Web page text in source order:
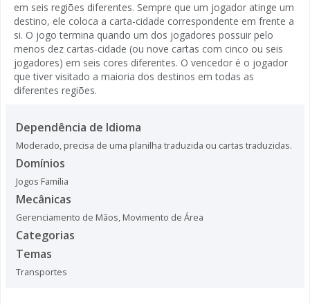
em seis regiões diferentes. Sempre que um jogador atinge um
destino, ele coloca a carta-cidade correspondente em frente a
si. O jogo termina quando um dos jogadores possuir pelo
menos dez cartas-cidade (ou nove cartas com cinco ou seis
jogadores) em seis cores diferentes. O vencedor é o jogador
que tiver visitado a maioria dos destinos em todas as
diferentes regiões.
Dependência de Idioma
Moderado, precisa de uma planilha traduzida ou cartas traduzidas.
Domínios
Jogos Família
Mecânicas
Gerenciamento de Mãos, Movimento de Área
Categorias
Temas
Transportes